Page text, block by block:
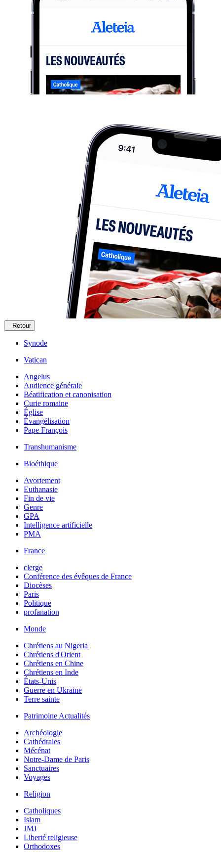
Retour
Synode
Vatican
Angelus
Audience générale
Béatification et canonisation
Curie romaine
Église
Évangélisation
Pape François
Transhumanisme
Bioéthique
Avortement
Euthanasie
Fin de vie
Genre
GPA
Intelligence artificielle
PMA
France
clerge
Conférence des évêques de France
Diocèses
Paris
Politique
profanation
Monde
Chrétiens au Nigeria
Chrétiens d'Orient
Chrétiens en Chine
Chrétiens en Inde
États-Unis
Guerre en Ukraine
Terre sainte
Patrimoine Actualités
Archéologie
Cathédrales
Mécénat
Notre-Dame de Paris
Sanctuaires
Voyages
Religion
Catholiques
Islam
JMJ
Liberté religieuse
Orthodoxes